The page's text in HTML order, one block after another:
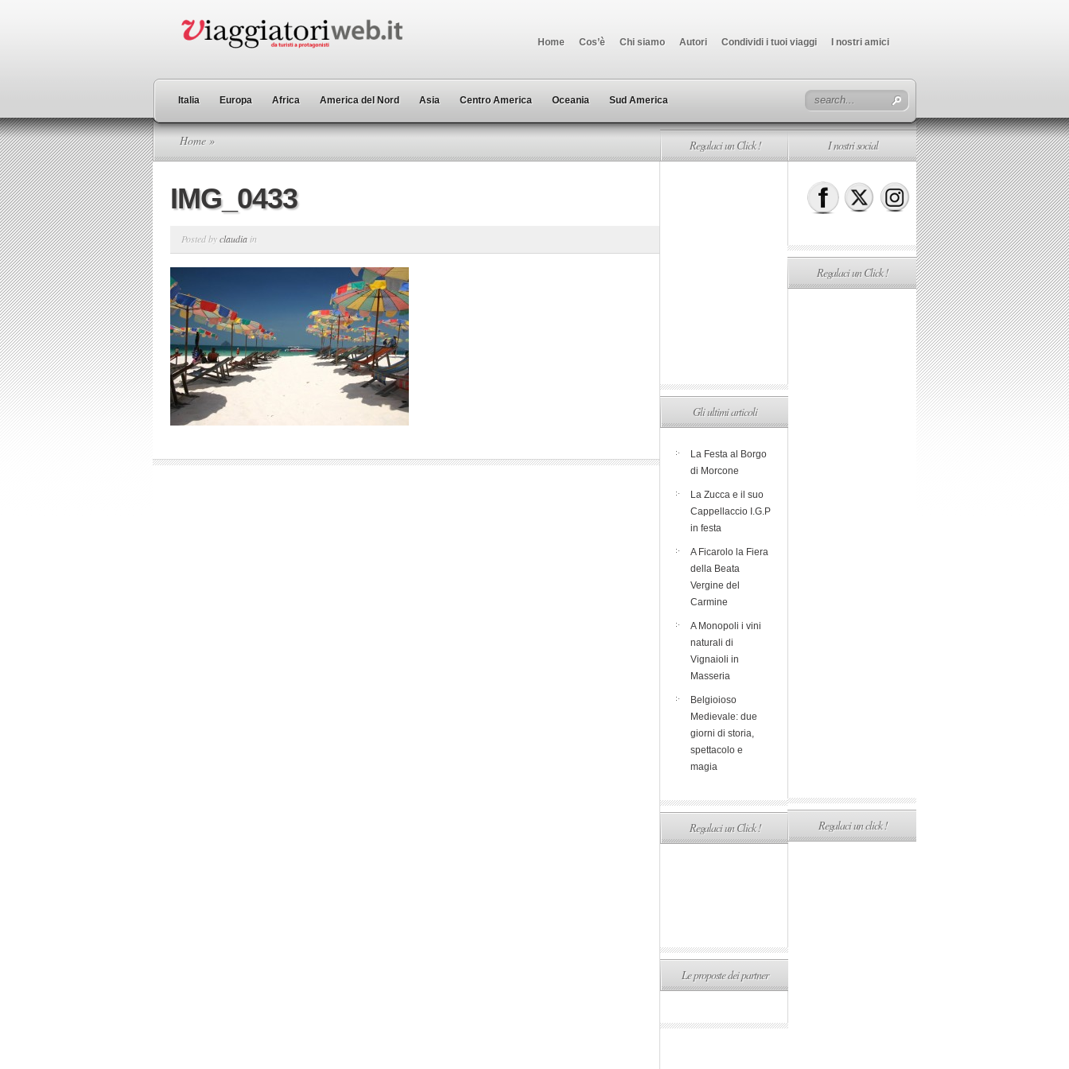
Home Cos’è Chi siamo Autori Condividi i tuoi viaggi I nostri amici
Italia Europa Africa America del Nord Asia Centro America Oceania Sud America
Home »
IMG_0433
Posted byclaudia in
Regalaci un Click !
Gli ultimi articoli
La Festa al Borgo
di Morcone
La Zucca e il suo
Cappellaccio I.G.P
in festa
A Ficarolo la Fiera
della Beata
Vergine del
Carmine
A Monopoli i vini
naturali di
Vignaioli in
Masseria
Belgioioso
Medievale: due
giorni di storia,
spettacolo e
magia
Regalaci un Click !
Le proposte dei partner
I nostri social
Regalaci un Click !
Regalaci un click !